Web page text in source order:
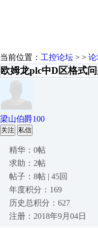
当前位置： 工控论坛 > > 论
欧姆龙plc中D区格式
梁山伯爵100
关注 私信
精华：0帖
求助：2帖
帖子：8帖 | 45回
年度积分：169
历史总积分：627
注册：2018年9月04日